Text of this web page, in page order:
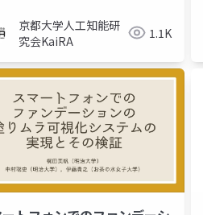
京都大学人工知能研
究会KaiRA
1.1K